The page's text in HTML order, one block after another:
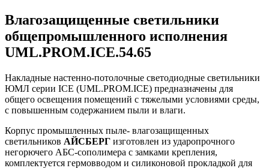
Влагозащищенные светильники
общепромышленного исполнения
UML.PROM.ICE.54.65
Накладные настенно-потолочные светодиодные светильники
ЮМЛ серии ICE (UML.PROM.ICE) предназначены для
общего освещения помещений с тяжелыми условиями среды,
с повышенным содержанием пыли и влаги.
Корпус промышленных пыле- влагозащищенных
светильников АЙСБЕРГ изготовлен из ударопрочного
негорючего АБС-сополимера с замками крепления,
комплектуется гермовводом и силиконовой прокладкой для